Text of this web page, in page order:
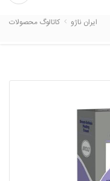
ایران ناژو کاتالوگ محصولات